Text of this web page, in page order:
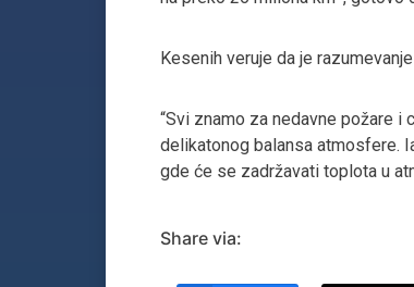
Kesenih veruje da je
“Svi znamo za nedavne požare i
delikatonog balansa atmosfere.
gde će se zadržavati toplota u
Share via: